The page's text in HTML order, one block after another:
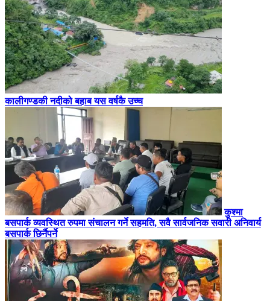
कालीगण्डकी नदीको बहाब यस वर्षकै उच्च
कुश्मा
बसपार्क व्यवस्थित रुपमा संचालन गर्ने सहमति, सवै सार्वजनिक सवारी अनिवार्य
बसपार्क छिर्नैपर्ने